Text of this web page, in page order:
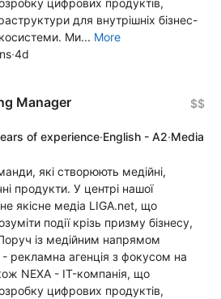
для внутрішніх бізнес-
Ми... More
·4d
Manager $$
of experience·English - A2·Media
які створюють медійні,
продукти. У центрі нашої
якісне медіа LIGA.net, що
події крізь призму бізнесу,
із медійним напрямом
- рекламна агенція з фокусом на
NEXA - IT-компанія, що
цифрових продуктів,